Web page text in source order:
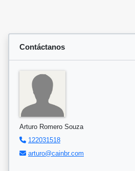
Contáctanos
Arturo Romero Souza
122031518
arturo@cainbr.com